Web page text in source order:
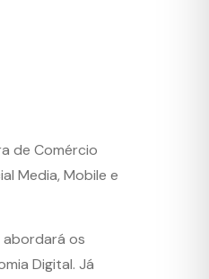
de Comércio
Media, Mobile e
abordará os
Digital. Já